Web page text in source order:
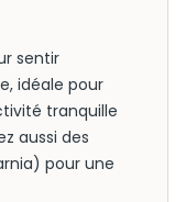
sentir
idéale pour
tranquille
aussi des
pour une